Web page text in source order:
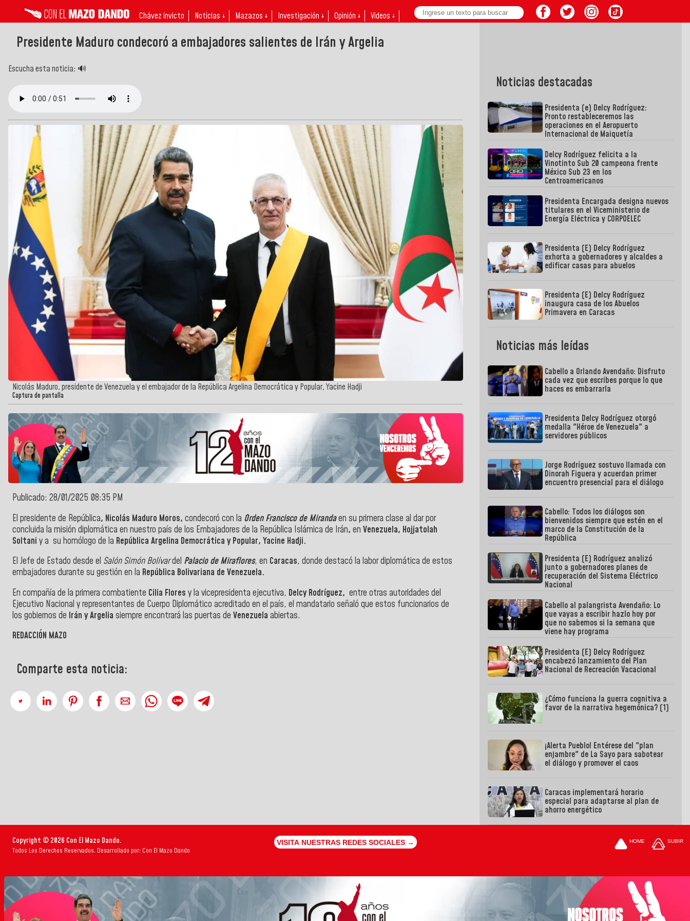
Chávez invicto Noticias ↓ Mazazos ↓ Investigación ↓ Opinión ↓ Videos ↓
Presidente Maduro condecoró a embajadores salientes de Irán y Argelia
Escucha esta noticia: 🔊
Nicolás Maduro, presidente de Venezuela y el embajador de la República Argelina Democrática y Popular, Yacine Hadji
Captura de pantalla
Publicado: 28/01/2025 08:35 PM
El presidente de República, Nicolás Maduro Moros, condecoró con la Orden Francisco de Mirandaen su primera clase al dar por
concluida la misión diplomática en nuestro país de los Embajadores de la República Islámica de Irán, en Venezuela, Hojjatolah
Soltani y a su homólogo de la República Argelina Democrática y Popular, Yacine Hadji.
El Jefe de Estado desde el Salón Simón Bolívardel Palacio de Miraflores, en Caracas, donde destacó la labor diplomática de estos
embajadores durante su gestión en la República Bolivariana de Venezuela.
En compañía de la primera combatiente Cilia Flores y la vicepresidenta ejecutiva, Delcy Rodríguez, entre otras autoridades del
Ejecutivo Nacional y representantes de Cuerpo Diplomático acreditado en el país, el mandatario señaló que estos funcionarios de
los gobiernos de Irán y Argelia siempre encontrará las puertas de Venezuela abiertas.
REDACCIÓN MAZO
Comparte esta noticia:
Noticias destacadas
Presidenta (e) Delcy Rodríguez:
Pronto restableceremos las
operaciones en el Aeropuerto
Internacional de Maiquetía
Delcy Rodríguez felicita a la
Vinotinto Sub 20 campeona frente
México Sub 23 en los
Centroamericanos
Presidenta Encargada designa nuevos
titulares en el Viceministerio de
Energía Eléctrica y CORPOELEC
Presidenta (E) Delcy Rodríguez
exhorta a gobernadores y alcaldes a
edificar casas para abuelos
Presidenta (E) Delcy Rodríguez
inaugura casa de los Abuelos
Primavera en Caracas
Noticias más leídas
Cabello a Orlando Avendaño: Disfruto
cada vez que escribes porque lo que
haces es embarrarla
Presidenta Delcy Rodríguez otorgó
medalla "Héroe de Venezuela" a
servidores públicos
Jorge Rodríguez sostuvo llamada con
Dinorah Figuera y acuerdan primer
encuentro presencial para el diálogo
Cabello: Todos los diálogos son
bienvenidos siempre que estén en el
marco de la Constitución de la
República
Presidenta (E) Rodríguez analizó
junto a gobernadores planes de
recuperación del Sistema Eléctrico
Nacional
Cabello al palangrista Avendaño: Lo
que vayas a escribir hazlo hoy por
que no sabemos si la semana que
viene hay programa
Presidenta (E) Delcy Rodríguez
encabezó lanzamiento del Plan
Nacional de Recreación Vacacional
¿Cómo funciona la guerra cognitiva a
favor de la narrativa hegemónica? (1)
¡Alerta Pueblo! Entérese del "plan
enjambre" de La Sayo para sabotear
el diálogo y promover el caos
Caracas implementará horario
especial para adaptarse al plan de
ahorro energético
Copyright © 2026 Con El Mazo Dando.
Todos Los Derechos Reservados. Desarrollado por: Con El Mazo Dando
VISITA NUESTRAS REDES SOCIALES → HOME SUBIR